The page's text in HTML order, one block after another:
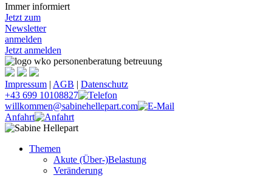
Immer informiert
Jetzt zum
Newsletter
anmelden
Jetzt anmelden
Impressum | AGB | Datenschutz
+43 699 10108827
willkommen@sabinehellepart.com
Anfahrt
Themen
Akute (Über-)Belastung
Veränderung